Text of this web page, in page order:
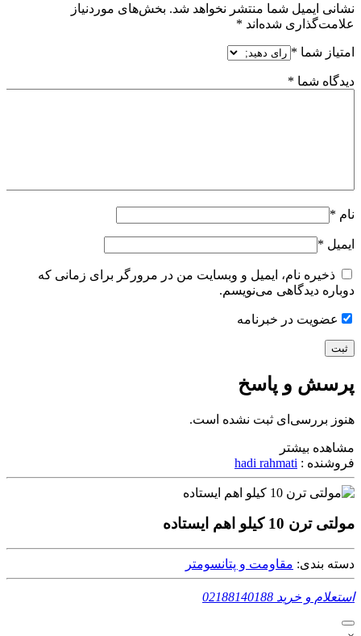
نشانی ایمیل شما منتشر نخواهد شد. بخش‌های موردنیاز
علامت‌گذاری شده‌اند *
امتیاز شما *
دیدگاه شما *
نام *
ایمیل *
ذخیره نام، ایمیل و وبسایت من در مرورگر برای زمانی که
دوباره دیدگاهی می‌نویسم.
عضویت در خبرنامه
پرسش و پاسخ
هنوز بررسی‌ای ثبت نشده است.
مشاهده بیشتر
فروشنده : hadi rahmati
مولتی ترن 10 کیلو اهم ایستاده
دسته بندی: مقاومت و پتانسومتر
استعلام و خرید 02188140188